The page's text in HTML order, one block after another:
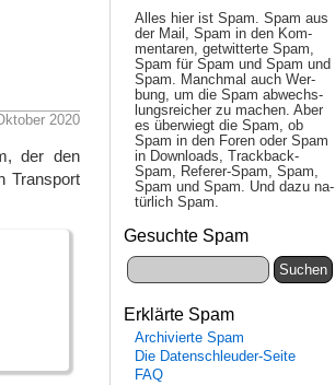
2020
der den
Transport
Alles hier ist Spam. Spam aus
der Mail, Spam in den Kom­
men­taren, ge­twit­ter­te Spam,
Spam für Spam und Spam und
Spam. Manch­mal auch Wer­
bung, um die Spam ab­wechs­
lungs­reich­er zu mach­en. Aber
es über­wiegt die Spam, ob
Spam in den Fo­ren oder Spam
in Down­loads, Track­back-
Spam, Re­fe­rer-Spam, Spam,
Spam und Spam. Und da­zu na­
tür­lich Spam.
Gesuchte Spam
Erklärte Spam
Archivierte Spam
Die Datenschleuder-Seite
FAQ